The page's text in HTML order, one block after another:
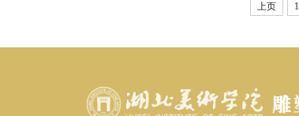
上页 1